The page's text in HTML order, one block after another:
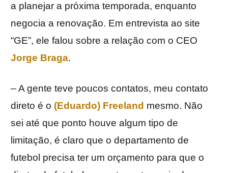
a planejar a próxima temporada, enquanto
negocia a renovação. Em entrevista ao site
“GE”, ele falou sobre a relação com o CEO
Jorge Braga.
– A gente teve poucos contatos, meu contato
direto é o (Eduardo) Freeland mesmo. Não
sei até que ponto houve algum tipo de
limitação, é claro que o departamento de
futebol precisa ter um orçamento para que o